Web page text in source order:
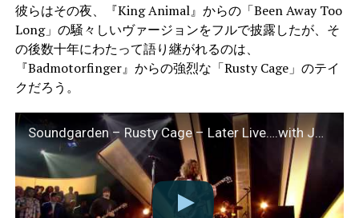
彼らはその夜、『King Animal』からの「Been Away Too
Long」の騒々しいヴァージョンをフルで披露したが、そ
の後数十年にわたって語り継がれるのは、
『Badmotorfinger』からの強烈な「Rusty Cage」のテイ
クだろう。
Soundgarden – Rusty Cage – Later Live….with Jools Holland – 6-11-2012 HD.